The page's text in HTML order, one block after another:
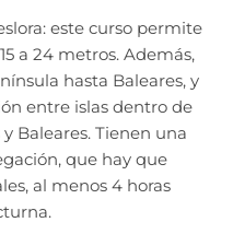
este curso permite
a 24 metros. Además,
hasta Baleares, y
entre islas dentro de
Baleares. Tienen una
que hay que
al menos 4 horas